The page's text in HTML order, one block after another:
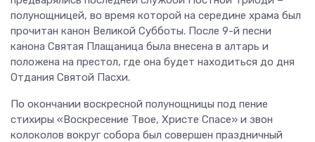
полунощницей, во время которой на середине храма был
прочитан канон Великой Субботы. После 9-й песни
канона Святая Плащаница была внесена в алтарь и
положена на престол, где она будет находиться до дня
Отдания Святой Пасхи.
По окончании воскресной полунощницы под пение
стихиры «Воскресение Твое, Христе Спасе» и звон
колоколов вокруг собора был совершен праздничный